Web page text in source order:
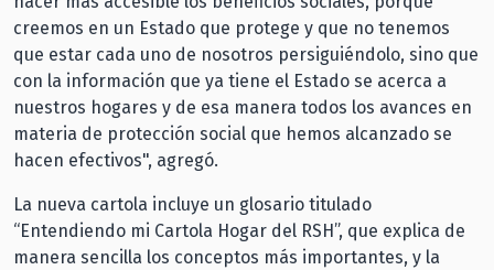
creemos en un Estado que protege y que no tenemos
que estar cada uno de nosotros persiguiéndolo, sino que
con la información que ya tiene el Estado se acerca a
nuestros hogares y de esa manera todos los avances en
materia de protección social que hemos alcanzado se
hacen efectivos", agregó.
La nueva cartola incluye un glosario titulado
“Entendiendo mi Cartola Hogar del RSH”, que explica de
manera sencilla los conceptos más importantes, y la